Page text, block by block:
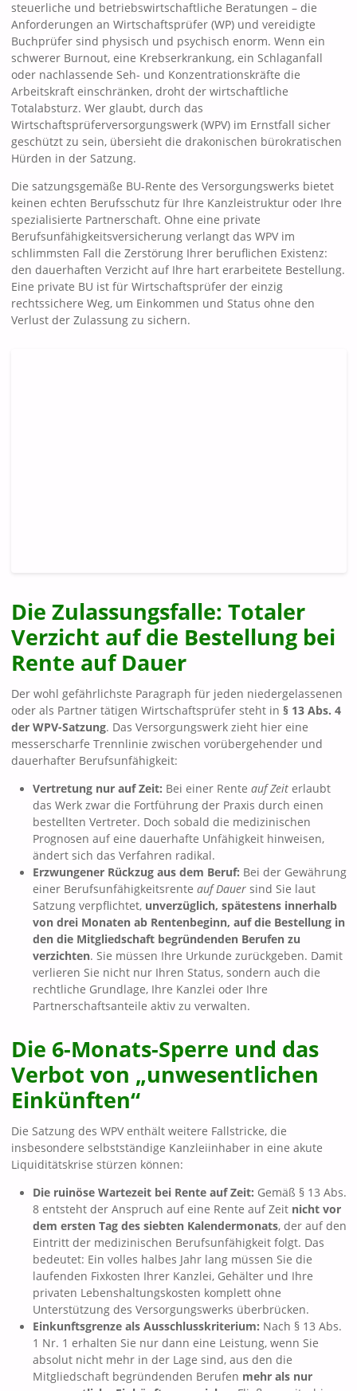
steuerliche und betriebswirtschaftliche Beratungen – die
Anforderungen an Wirtschaftsprüfer (WP) und vereidigte
Buchprüfer sind physisch und psychisch enorm. Wenn ein
schwerer Burnout, eine Krebserkrankung, ein Schlaganfall
oder nachlassende Seh- und Konzentrationskräfte die
Arbeitskraft einschränken, droht der wirtschaftliche
Totalabsturz. Wer glaubt, durch das
Wirtschaftsprüferversorgungswerk (WPV) im Ernstfall sicher
geschützt zu sein, übersieht die drakonischen bürokratischen
Hürden in der Satzung.
Die satzungsgemäße BU-Rente des Versorgungswerks bietet
keinen echten Berufsschutz für Ihre Kanzleistruktur oder Ihre
spezialisierte Partnerschaft. Ohne eine private
Berufsunfähigkeitsversicherung verlangt das WPV im
schlimmsten Fall die Zerstörung Ihrer beruflichen Existenz:
den dauerhaften Verzicht auf Ihre hart erarbeitete Bestellung.
Eine private BU ist für Wirtschaftsprüfer der einzig
rechtssichere Weg, um Einkommen und Status ohne den
Verlust der Zulassung zu sichern.
Die Zulassungsfalle: Totaler
Verzicht auf die Bestellung bei
Rente auf Dauer
Der wohl gefährlichste Paragraph für jeden niedergelassenen
oder als Partner tätigen Wirtschaftsprüfer steht in § 13 Abs. 4
der WPV-Satzung. Das Versorgungswerk zieht hier eine
messerscharfe Trennlinie zwischen vorübergehender und
dauerhafter Berufsunfähigkeit:
Vertretung nur auf Zeit: Bei einer Rente auf Zeiterlaubt
das Werk zwar die Fortführung der Praxis durch einen
bestellten Vertreter. Doch sobald die medizinischen
Prognosen auf eine dauerhafte Unfähigkeit hinweisen,
ändert sich das Verfahren radikal.
Erzwungener Rückzug aus dem Beruf: Bei der Gewährung
einer Berufsunfähigkeitsrente auf Dauersind Sie laut
Satzung verpflichtet, unverzüglich, spätestens innerhalb
von drei Monaten ab Rentenbeginn, auf die Bestellung in
den die Mitgliedschaft begründenden Berufen zu
verzichten. Sie müssen Ihre Urkunde zurückgeben. Damit
verlieren Sie nicht nur Ihren Status, sondern auch die
rechtliche Grundlage, Ihre Kanzlei oder Ihre
Partnerschaftsanteile aktiv zu verwalten.
Die 6-Monats-Sperre und das
Verbot von „unwesentlichen
Einkünften“
Die Satzung des WPV enthält weitere Fallstricke, die
insbesondere selbstständige Kanzleiinhaber in eine akute
Liquiditätskrise stürzen können:
Die ruinöse Wartezeit bei Rente auf Zeit: Gemäß § 13 Abs.
8 entsteht der Anspruch auf eine Rente auf Zeit nicht vor
dem ersten Tag des siebten Kalendermonats, der auf den
Eintritt der medizinischen Berufsunfähigkeit folgt. Das
bedeutet: Ein volles halbes Jahr lang müssen Sie die
laufenden Fixkosten Ihrer Kanzlei, Gehälter und Ihre
privaten Lebenshaltungskosten komplett ohne
Unterstützung des Versorgungswerks überbrücken.
Einkunftsgrenze als Ausschlusskriterium: Nach § 13 Abs.
1 Nr. 1 erhalten Sie nur dann eine Leistung, wenn Sie
absolut nicht mehr in der Lage sind, aus den die
Mitgliedschaft begründenden Berufen mehr als nur